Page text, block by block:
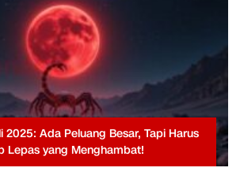
2025: Ada Peluang Besar, Tapi Harus
Lepas yang Menghambat!